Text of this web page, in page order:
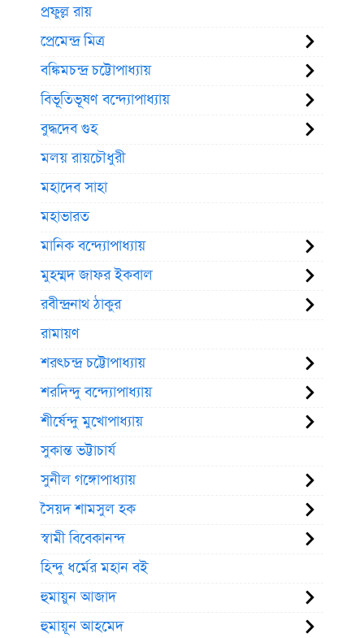
প্রফুল্ল রায়
প্রেমেন্দ্র মিত্র
বঙ্কিমচন্দ্র চট্টোপাধ্যায়
বিভূতিভূষণ বন্দ্যোপাধ্যায়
বুদ্ধদেব গুহ
মলয় রায়চৌধুরী
মহাদেব সাহা
মহাভারত
মানিক বন্দ্যোপাধ্যায়
মুহম্মদ জাফর ইকবাল
রবীন্দ্রনাথ ঠাকুর
রামায়ণ
শরৎচন্দ্র চট্টোপাধ্যায়
শরদিন্দু বন্দ্যোপাধ্যায়
শীর্ষেন্দু মুখোপাধ্যায়
সুকান্ত ভট্টাচার্য
সুনীল গঙ্গোপাধ্যায়
সৈয়দ শামসুল হক
স্বামী বিবেকানন্দ
হিন্দু ধর্মের মহান বই
হুমায়ুন আজাদ
হুমায়ূন আহমেদ